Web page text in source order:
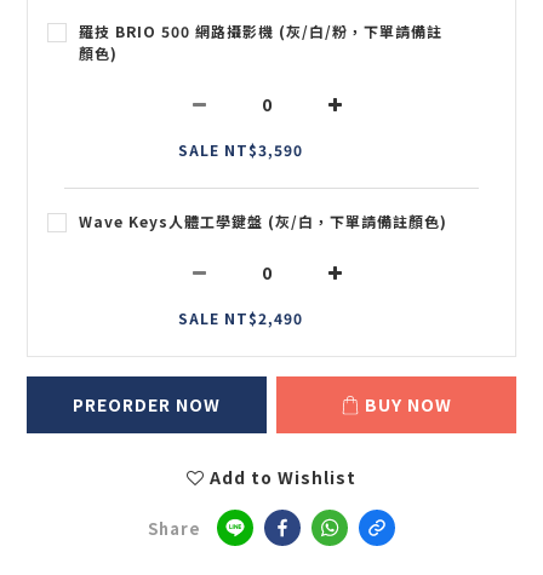
羅技 BRIO 500 網路攝影機 (灰/白/粉，下單請備註
顏色)
SALE NT$3,590
Wave Keys人體工學鍵盤 (灰/白，下單請備註顏色)
SALE NT$2,490
PREORDER NOW BUY NOW
Add to Wishlist
Share